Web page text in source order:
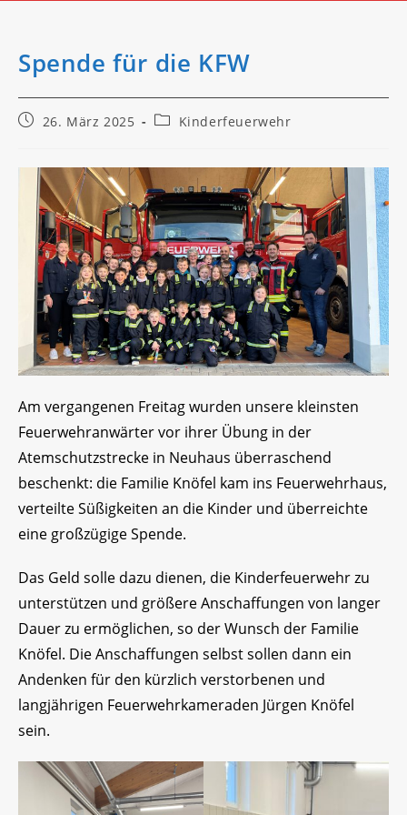
Spende für die KFW
Beitrag26. März 2025
Beitrags-
Kinderfeuerwehr
Am vergangenen Freitag wurden unsere kleinsten
Feuerwehranwärter vor ihrer Übung in der
Atemschutzstrecke in Neuhaus überraschend
beschenkt: die Familie Knöfel kam ins Feuerwehrhaus,
verteilte Süßigkeiten an die Kinder und überreichte
eine großzügige Spende.
Das Geld solle dazu dienen, die Kinderfeuerwehr zu
unterstützen und größere Anschaffungen von langer
Dauer zu ermöglichen, so der Wunsch der Familie
Knöfel. Die Anschaffungen selbst sollen dann ein
Andenken für den kürzlich verstorbenen und
langjährigen Feuerwehrkameraden Jürgen Knöfel
sein.